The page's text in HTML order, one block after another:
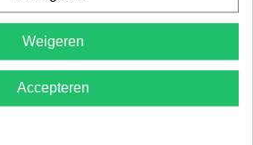
stap-voor-stap gids
gazon
Weigeren
Accepteren